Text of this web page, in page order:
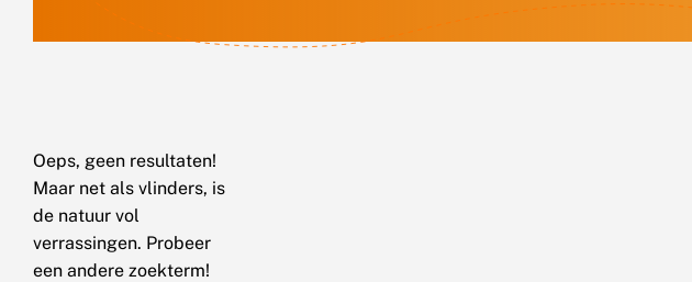
Oeps, geen resultaten!
Maar net als vlinders, is
de natuur vol
verrassingen. Probeer
een andere zoekterm!